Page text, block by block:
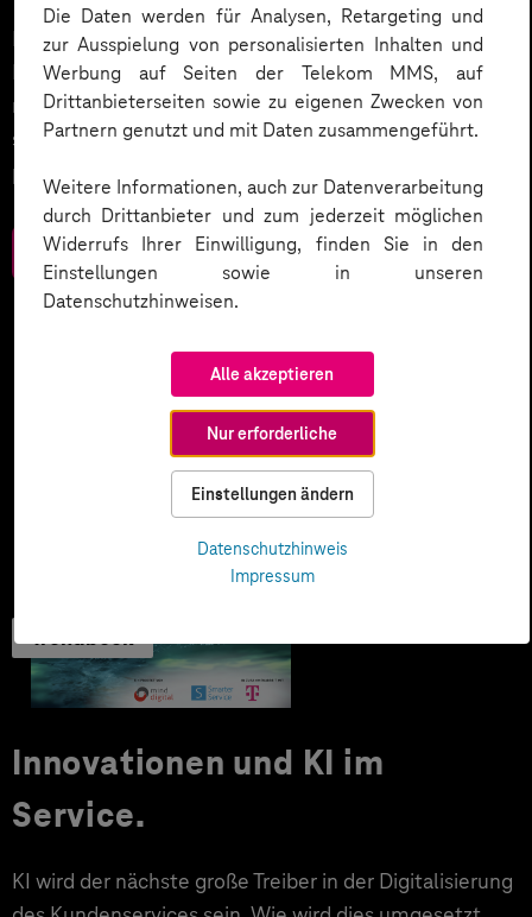
Die Daten werden für Analysen, Retargeting und
zur Ausspielung von personalisierten Inhalten und
Werbung auf Seiten der Telekom MMS, auf
Drittanbieterseiten sowie zu eigenen Zwecken von
Partnern genutzt und mit Daten zusammengeführt.
Weitere Informationen, auch zur Datenverarbeitung
durch Drittanbieter und zum jederzeit möglichen
Widerrufs Ihrer Einwilligung, finden Sie in den
Einstellungen sowie in unseren
Datenschutzhinweisen.
Alle akzeptieren
Nur erforderliche
Einstellungen ändern
Datenschutzhinweis
Impressum
Datenschutz in KI-Projekten leicht gemacht:
Entdecken Sie 10 entscheidende Schritte, um
rechtliche Anforderungen zu erfüllen, Vertrauen zu
stärken und Innovation sicher zu gestalten – inklusive
praktischer Checkliste zum Download.
Zum Download
Trendbook
Innovationen und KI im
Service.
KI wird der nächste große Treiber in der Digitalisierung